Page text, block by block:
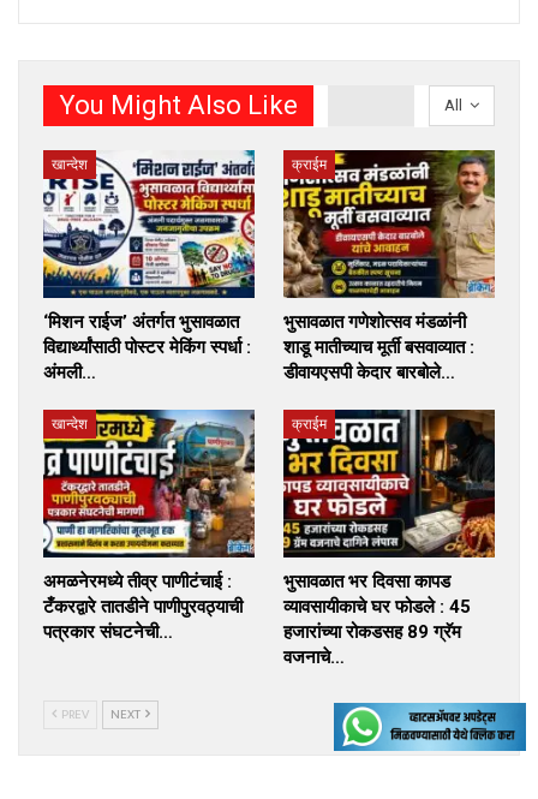
All
You Might Also Like
खान्देश
‘मिशन राईज’ अंतर्गत भुसावळात
विद्यार्थ्यांसाठी पोस्टर मेकिंग स्पर्धा :
अंमली…
क्राईम
भुसावळात गणेशोत्सव मंडळांनी
शाडू मातीच्याच मूर्ती बसवाव्यात :
डीवायएसपी केदार बारबोले…
खान्देश
अमळनेरमध्ये तीव्र पाणीटंचाई :
टँकरद्वारे तातडीने पाणीपुरवठ्याची
पत्रकार संघटनेची…
क्राईम
भुसावळात भर दिवसा कापड
व्यावसायीकाचे घर फोडले : 45
हजारांच्या रोकडसह 89 ग्रॅम
वजनाचे…
PREV NEXT